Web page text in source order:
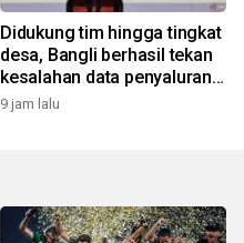
Didukung tim hingga tingkat
desa, Bangli berhasil tekan
kesalahan data penyaluran
bansos
9 jam lalu